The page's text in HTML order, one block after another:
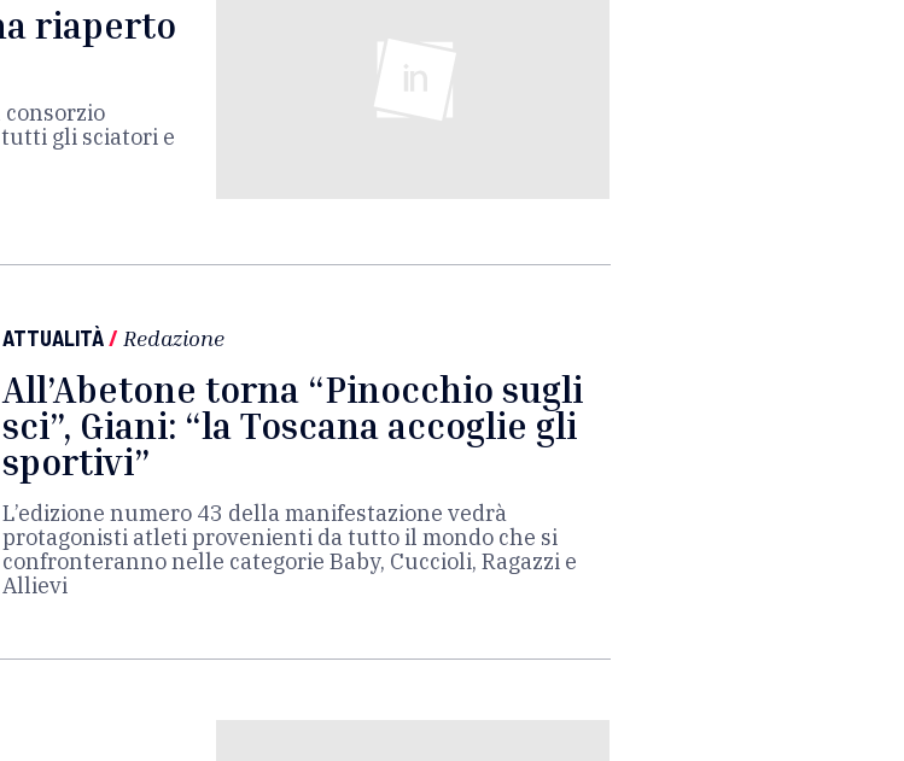
riaperto
gli sciatori e
ATTUALITÀ/ Redazione
All’Abetone torna “Pinocchio sugli
sci”, Giani: “la Toscana accoglie gli
sportivi”
L’edizione numero 43 della manifestazione vedrà
protagonisti atleti provenienti da tutto il mondo che si
confronteranno nelle categorie Baby, Cuccioli, Ragazzi e
Allievi